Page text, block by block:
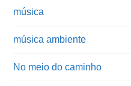
música
música ambiente
No meio do caminho